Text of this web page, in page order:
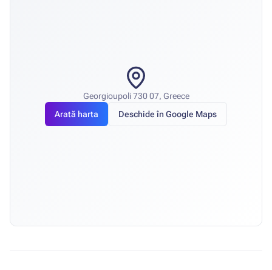
Georgioupoli 730 07, Greece
Arată harta
Deschide în Google Maps